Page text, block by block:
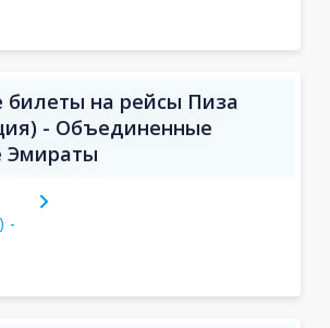
на рейсы Пиза
- Объединенные
Эмираты
-